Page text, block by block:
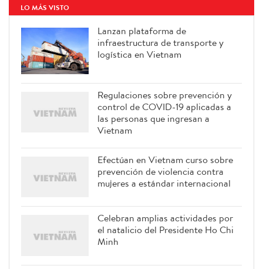
LO MÁS VISTO
Lanzan plataforma de
infraestructura de transporte y
logística en Vietnam
Regulaciones sobre prevención y
control de COVID-19 aplicadas a
las personas que ingresan a
Vietnam
Efectúan en Vietnam curso sobre
prevención de violencia contra
mujeres a estándar internacional
Celebran amplias actividades por
el natalicio del Presidente Ho Chi
Minh